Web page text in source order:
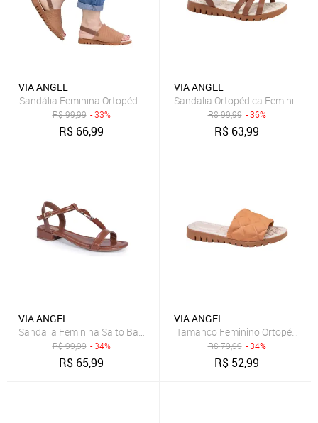
VIA ANGEL
R$99,99 - 33%
R$ 66,99
VIA ANGEL
R$99,99 - 36%
R$ 63,99
VIA ANGEL
R$99,99 - 34%
R$ 65,99
VIA ANGEL
R$79,99 - 34%
R$ 52,99